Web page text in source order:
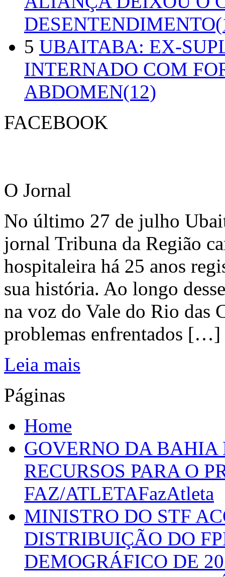
5 UBAITABA: EX-
INTERNADO COM
ABDOMEN(12)
FACEBOOK
O Jornal
No último 27 de julho
jornal Tribuna da Região
hospitaleira há 25 anos
sua história. Ao longo
na voz do Vale do Rio das
problemas enfrentados […]
Leia mais
Páginas
Home
GOVERNO DA
RECURSOS PARA O
FAZ/ATLETAFazAtleta
MINISTRO DO STF
DISTRIBUIÇÃO DO
DEMOGRÁFICO DE